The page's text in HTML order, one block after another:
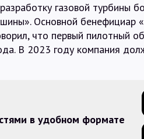
газовой турбины
Основной бенефициар
что первый пилотный
В 2023 году компания
в удобном формате